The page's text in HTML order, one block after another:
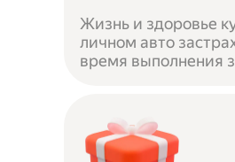
Жизнь и здоровье
личном авто
время выполнения